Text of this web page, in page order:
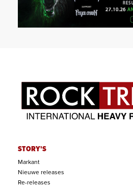
STORY'S
Markant
Nieuwe releases
Re-releases